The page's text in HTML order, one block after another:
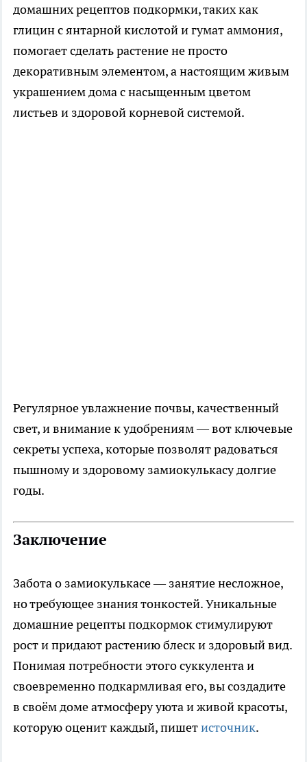
домашних рецептов подкормки, таких как
глицин с янтарной кислотой и гумат аммония,
помогает сделать растение не просто
декоративным элементом, а настоящим живым
украшением дома с насыщенным цветом
листьев и здоровой корневой системой.
Регулярное увлажнение почвы, качественный
свет, и внимание к удобрениям — вот ключевые
секреты успеха, которые позволят радоваться
пышному и здоровому замиокулькасу долгие
годы.
Заключение
Забота о замиокулькасе — занятие несложное,
но требующее знания тонкостей. Уникальные
домашние рецепты подкормок стимулируют
рост и придают растению блеск и здоровый вид.
Понимая потребности этого суккулента и
своевременно подкармливая его, вы создадите
в своём доме атмосферу уюта и живой красоты,
которую оценит каждый, пишетисточник.